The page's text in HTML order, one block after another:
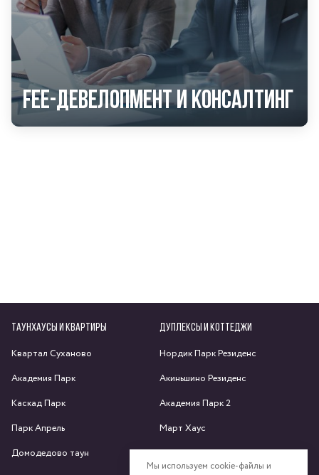
Мы используем cookie-файлы и
Fee-девелопмент и консалтинг
ТАУНХАУСЫ И КВАРТИРЫ
Квартал Суханово
Академия Парк
Каскад Парк
Парк Апрель
Домодедово таун
ДУПЛЕКСЫ И КОТТЕДЖИ
Нордик Парк Резиденс
Акиньшино Резиденс
Академия Парк 2
Март Хаус
Яхрома парк